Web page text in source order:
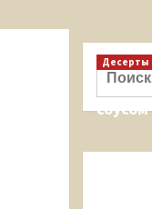
Найти:
Десерты
Кекс
соусом